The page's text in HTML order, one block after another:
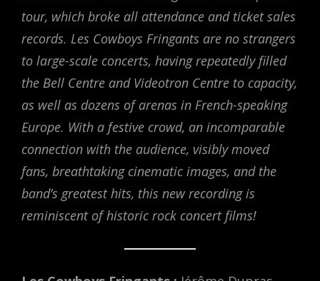
tour, which broke all attendance and ticket sales
records. Les Cowboys Fringants are no strangers
to large-scale concerts, having repeatedly filled
the Bell Centre and Videotron Centre to capacity,
as well as dozens of arenas in French-speaking
Europe. With a festive crowd, an incomparable
connection with the audience, visibly moved
fans, breathtaking cinematic images, and the
band’s greatest hits, this new recording is
reminiscent of historic rock concert films!